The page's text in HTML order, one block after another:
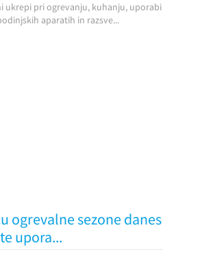
ukrepi pri ogrevanju, kuhanju, uporabi
aparatih in razsve...
ogrevalne sezone danes
upora...